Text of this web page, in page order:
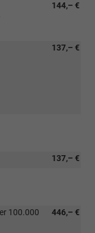
144,– €
137,– €
137,– €
446,– €
100.000